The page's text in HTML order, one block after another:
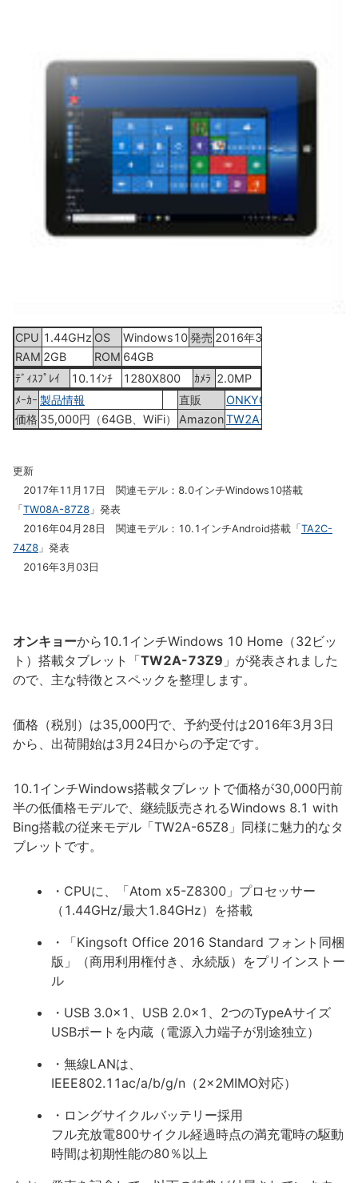
CPU 1.44GHz OS Windows10発売 2016年3月24日
RAM 2GB ROM 64GB
ﾃﾞｨｽﾌﾟﾚｲ
10.1ｲﾝﾁ 1280X800 ｶﾒﾗ 2.0MP
ﾒｰｶｰ 製品情報 直販
ONKYO Web
価格 35,000円（64GB、WiFi） AmazonTW2A-73Z9
更新
2017年11月17日 関連モデル：8.0インチWindows10搭載
「 TW08A-87Z8 」発表
2016年04月28日 関連モデル：10.1インチAndroid搭載「 TA2C-
74Z8 」発表
2016年3月03日
オンキョーから10.1インチWindows 10 Home（32ビッ
ト）搭載タブレット「TW2A-73Z9 」が発表されました
ので、主な特徴とスペックを整理します。
価格（税別）は35,000円で、予約受付は2016年3月3日
から、出荷開始は3月24日からの予定です。
10.1インチWindows搭載タブレットで価格が30,000円前
半の低価格モデルで、継続販売されるWindows 8.1 with
Bing搭載の従来モデル「TW2A-65Z8」同様に魅力的なタ
ブレットです。
・CPUに、「Atom x5-Z8300」プロセッサー
（1.44GHz/最大1.84GHz）を搭載
・「Kingsoft Office 2016 Standard フォント同梱
版」（商用利用権付き、永続版）をプリインストー
ル
・USB 3.0x1、USB 2.0x1、2つのTypeAサイズ
USBポートを内蔵（電源入力端子が別途独立）
・無線LANは、
IEEE802.11ac/a/b/g/n（2x2MIMO対応）
・ロングサイクルバッテリー採用
フル充放電800サイクル経過時点の満充電時の駆動
時間は初期性能の80％以上